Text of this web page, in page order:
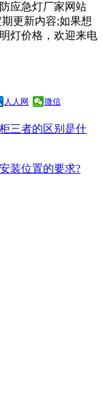
应急灯厂家网站
期更新内容;如果想
灯价格，欢迎来电
人人网 微信
三者的区别是什
装位置的要求?